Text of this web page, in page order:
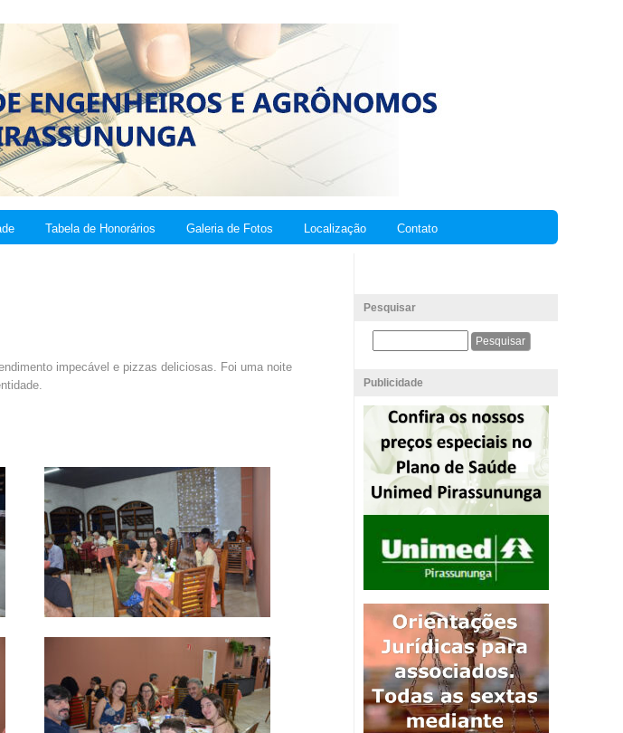
Tabela de Honorários Galeria de Fotos Localização Contato
impecável e pizzas deliciosas. Foi uma noite
Pesquisar
Publicidade